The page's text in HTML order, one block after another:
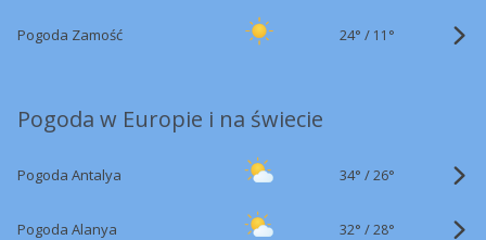
Pogoda Zamość 24° / 11°
Pogoda w Europie i na świecie
Pogoda Antalya 34° /26°
Pogoda Alanya 32° /28°